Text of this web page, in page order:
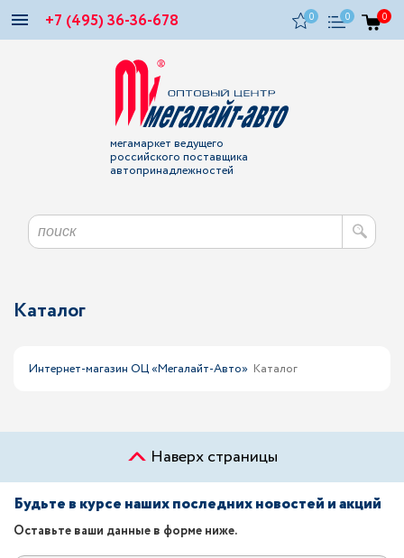
+7 (495) 36-36-678 0 0 0
мегамаркет ведущего
российского поставщика
автопринадлежностей
Каталог
Интернет-магазин ОЦ «Мегалайт-Авто» Каталог
Наверх страницы
Будьте в курсе наших последних новостей и акций
Оставьте ваши данные в форме ниже.